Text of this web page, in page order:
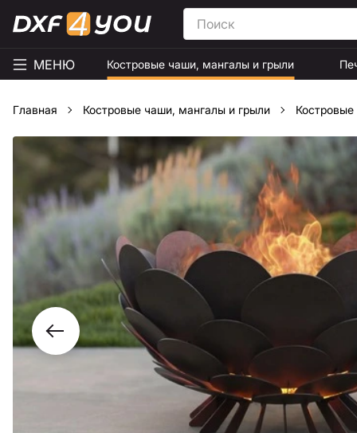
МЕНЮ Костровые чаши, мангалы и грыли
Главная Костровые чаши, мангалы и грыли